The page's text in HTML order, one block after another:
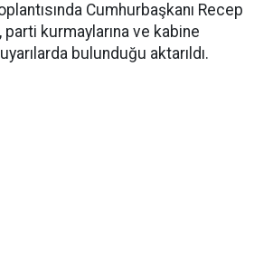
Cumhurbaşkanı Recep
parti kurmaylarına ve kabine
bulunduğu aktarıldı.